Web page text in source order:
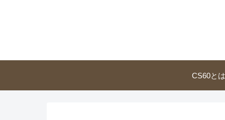
CS60とは